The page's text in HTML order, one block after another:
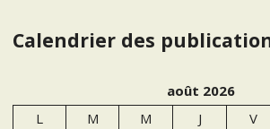
Calendrier des
août 2026
L
M M J V